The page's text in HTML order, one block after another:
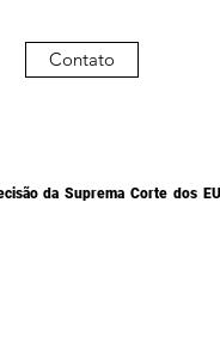
da Suprema Corte dos
Contato